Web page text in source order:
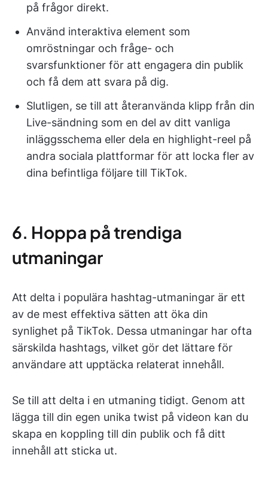
på frågor direkt.
Använd interaktiva element som
omröstningar och fråge- och
svarsfunktioner för att engagera din publik
och få dem att svara på dig.
Slutligen, se till att återanvända klipp från din
Live-sändning som en del av ditt vanliga
inläggsschema eller dela en highlight-reel på
andra sociala plattformar för att locka fler av
dina befintliga följare till TikTok.
6. Hoppa på trendiga
utmaningar
Att delta i populära hashtag-utmaningar är ett
av de mest effektiva sätten att öka din
synlighet på TikTok. Dessa utmaningar har ofta
särskilda hashtags, vilket gör det lättare för
användare att upptäcka relaterat innehåll.
Se till att delta i en utmaning tidigt. Genom att
lägga till din egen unika twist på videon kan du
skapa en koppling till din publik och få ditt
innehåll att sticka ut.